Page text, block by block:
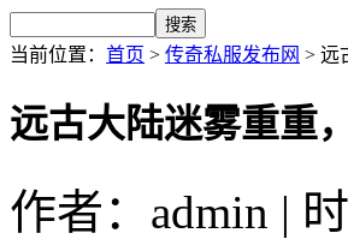
当前位置： 首页 > 传奇私服发布网 > 远
远古大陆迷雾重重
作者：admin |